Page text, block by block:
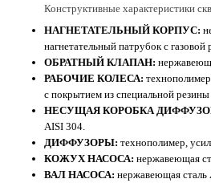
Конструктивные характеристики
НАГНЕТАТЕЛЬНЫЙ КОРПУС:
нагнетательный патрубок с газовой
ОБРАТНЫЙ КЛАПАН:
РАБОЧИЕ КОЛЕСА:
с покрытием из специальной резины
НЕСУЩАЯ КОРОБКА
AISI 304.
ДИФФУЗОРЫ: технополимер,
КОЖУХ НАСОСА: нержавеющая
ВАЛ НАСОСА: нержавеющая сталь